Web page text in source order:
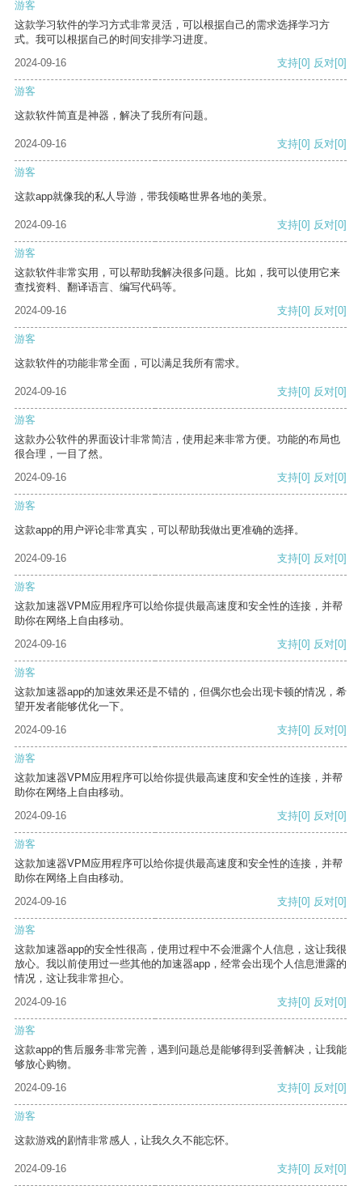
游客
这款学习软件的学习方式非常灵活，可以根据自己的需求选择学习方
式。我可以根据自己的时间安排学习进度。
2024-09-16
支持[0] 反对[0]
游客
这款软件简直是神器，解决了我所有问题。
2024-09-16 支持[0] 反对[0]
游客
这款app就像我的私人导游，带我领略世界各地的美景。
2024-09-16 支持[0] 反对[0]
游客
这款软件非常实用，可以帮助我解决很多问题。比如，我可以使用它来
查找资料、翻译语言、编写代码等。
2024-09-16
支持[0] 反对[0]
游客
这款软件的功能非常全面，可以满足我所有需求。
2024-09-16 支持[0] 反对[0]
游客
这款办公软件的界面设计非常简洁，使用起来非常方便。功能的布局也
很合理，一目了然。
2024-09-16
支持[0] 反对[0]
游客
这款app的用户评论非常真实，可以帮助我做出更准确的选择。
2024-09-16 支持[0] 反对[0]
游客
这款加速器VPM应用程序可以给你提供最高速度和安全性的连接，并帮
助你在网络上自由移动。
2024-09-16
支持[0] 反对[0]
游客
这款加速器app的加速效果还是不错的，但偶尔也会出现卡顿的情况，希
望开发者能够优化一下。
2024-09-16
支持[0] 反对[0]
游客
这款加速器VPM应用程序可以给你提供最高速度和安全性的连接，并帮
助你在网络上自由移动。
2024-09-16
支持[0] 反对[0]
游客
这款加速器VPM应用程序可以给你提供最高速度和安全性的连接，并帮
助你在网络上自由移动。
2024-09-16
支持[0] 反对[0]
游客
这款加速器app的安全性很高，使用过程中不会泄露个人信息，这让我很
放心。我以前使用过一些其他的加速器app，经常会出现个人信息泄露的
情况，这让我非常担心。
2024-09-16
支持[0] 反对[0]
游客
这款app的售后服务非常完善，遇到问题总是能够得到妥善解决，让我能
够放心购物。
2024-09-16
支持[0] 反对[0]
游客
这款游戏的剧情非常感人，让我久久不能忘怀。
2024-09-16 支持[0] 反对[0]